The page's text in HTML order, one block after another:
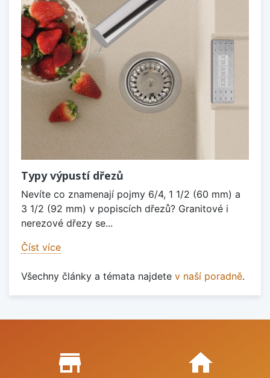
Typy výpustí dřezů
Nevíte co znamenají pojmy 6/4, 1 1/2 (60 mm) a
3 1/2 (92 mm) v popiscích dřezů? Granitové i
nerezové dřezy se...
Číst více
Všechny články a témata najdete v naší poradně.
Proč nakupovat u nás?
store_mall_directory home